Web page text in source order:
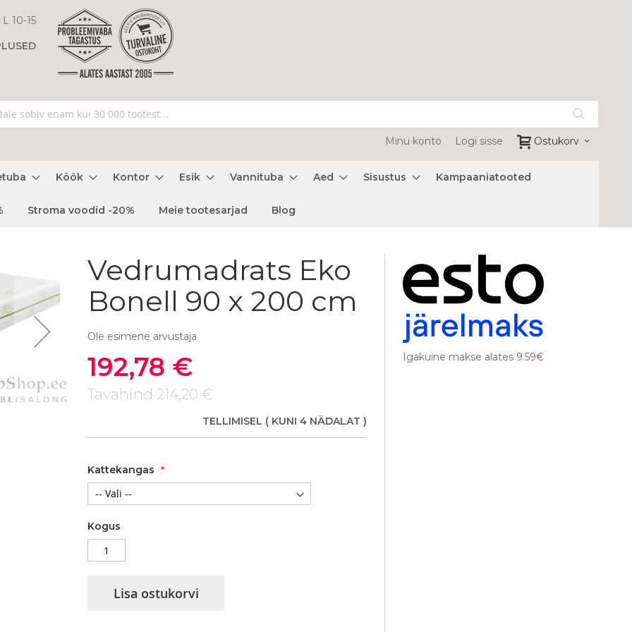
10-15
Ostukorv
Minu konto Logi sisse
Köök Kontor Esik Vannituba Aed Sisustus Kampaaniatooted
Stroma voodid -20% Meie tootesarjad Blog
Vedrumadrats Eko Bonell
Igakuine makse alates 9.59€
Vedrumadrats Eko
Bonell 90 x 200 cm
Ole esimene arvustaja
Soodushind
192,78 €
Tavahind 214,20 €
TELLIMISEL ( KUNI 4 NÄDALAT )
Kattekangas
Kogus
Lisa ostukorvi